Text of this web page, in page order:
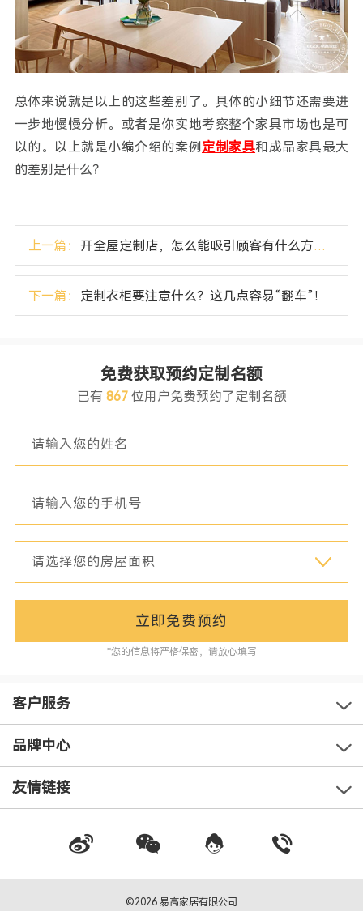
总体来说就是以上的这些差别了。具体的小细节还需要进
一步地慢慢分析。或者是你实地考察整个家具市场也是可
以的。以上就是小编介绍的案例定制家具和成品家具最大
的差别是什么？
上一篇：开全屋定制店，怎么能吸引顾客有什么方法！
下一篇： 定制衣柜要注意什么？这几点容易“翻车”！
免费获取预约定制名额
已有 867位用户免费预约了定制名额
立即免费预约
*您的信息将严格保密，请放心填写
客户服务
品牌中心
友情链接
©2026 易高家居有限公司